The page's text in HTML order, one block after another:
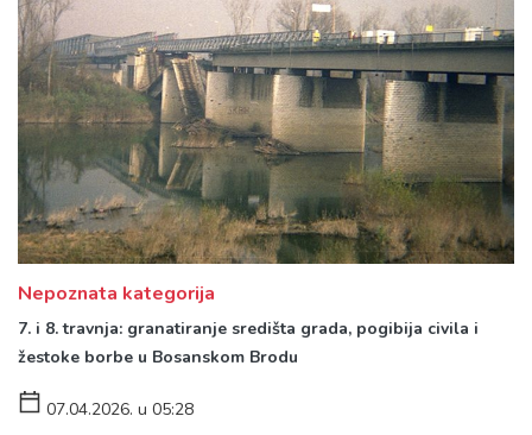
Nepoznata kategorija
7. i 8. travnja: granatiranje središta grada, pogibija civila i
žestoke borbe u Bosanskom Brodu
07.04.2026. u 05:28